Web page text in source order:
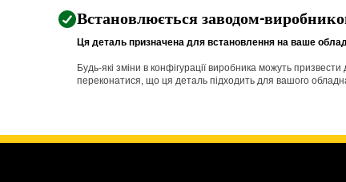
Встановлюється заводом-
Ця деталь призначена для встановлення на ваше
Будь-які зміни в конфігурації виробника можуть
переконатися, що ця деталь підходить для вашого